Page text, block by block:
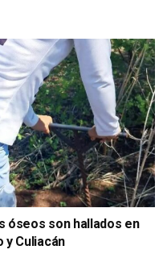
óseos son hallados en
y Culiacán